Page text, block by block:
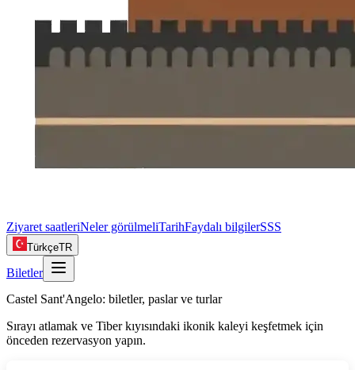
Ziyaret saatleriNeler görülmeliTarihFaydalı bilgilerSSS
TürkçeTR
Biletler
Castel Sant'Angelo: biletler, paslar ve turlar
Sırayı atlamak ve Tiber kıyısındaki ikonik kaleyi keşfetmek için
önceden rezervasyon yapın.